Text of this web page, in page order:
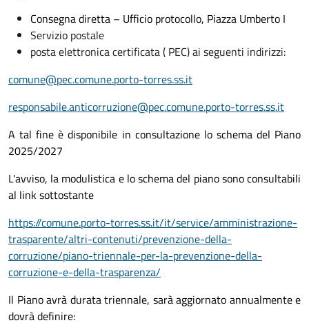
Consegna diretta – Ufficio protocollo, Piazza Umberto I
Servizio postale
posta elettronica certificata ( PEC) ai seguenti indirizzi:
comune@pec.comune.porto-torres.ss.it
responsabile.anticorruzione@pec.comune.porto-torres.ss.it
A tal fine è disponibile in consultazione lo schema del Piano
2025/2027
L'avviso, la modulistica e lo schema del pianosono consultabili
al link sottostante
https://comune.porto-torres.ss.it/it/service/amministrazione-
trasparente/altri-contenuti/prevenzione-della-
corruzione/piano-triennale-per-la-prevenzione-della-
corruzione-e-della-trasparenza/
Il Piano avrà durata triennale, sarà aggiornato annualmente e
dovrà definire: